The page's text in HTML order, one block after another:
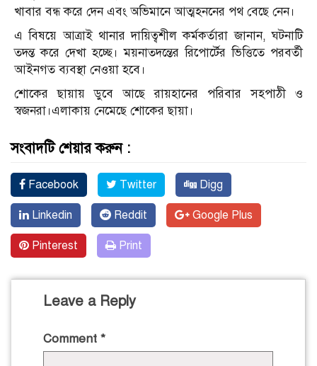
খাবার বন্ধ করে দেন এবং অভিমানে আত্মহননের পথ বেছে নেন।
এ বিষয়ে আত্রাই থানার দায়িত্বশীল কর্মকর্তারা জানান, ঘটনাটি
তদন্ত করে দেখা হচ্ছে। ময়নাতদন্তের রিপোর্টের ভিত্তিতে পরবর্তী
আইনগত ব্যবস্থা নেওয়া হবে।
শোকের ছায়ায় ডুবে আছে রায়হানের পরিবার সহপাঠী ও
স্বজনরা।এলাকায় নেমেছে শোকের ছায়া।
সংবাদটি শেয়ার করুন :
Facebook Twitter Digg
Linkedin Reddit Google Plus
Pinterest Print
Leave a Reply
Comment *